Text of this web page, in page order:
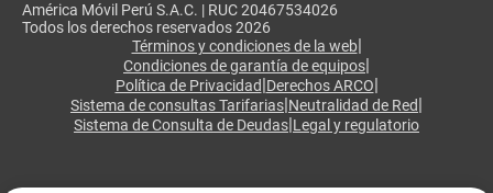
América Móvil Perú S.A.C. | RUC 20467534026
Todos los derechos reservados 2026
Términos y condiciones de la web|
Condiciones de garantía de equipos
Política de Privacidad Derechos ARCO
Sistema de consultas Tarifarias Neutralidad de Red
Sistema de Consulta de Deudas Legal y regulatorio